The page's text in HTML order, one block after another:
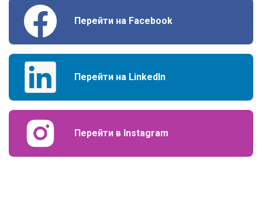
Перейти на Facebook
Перейти на LinkedIn
Перейти в Instagram